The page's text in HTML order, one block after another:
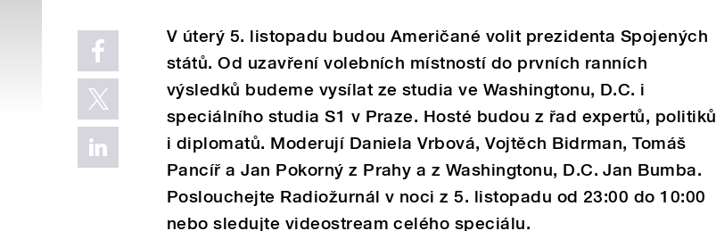
V úterý 5. listopadu budou Američané volit prezidenta Spojených
států. Od uzavření volebních místností do prvních ranních
výsledků budeme vysílat ze studia ve Washingtonu, D.C. i
speciálního studia S1 v Praze. Hosté budou z řad expertů, politiků
i diplomatů. Moderují Daniela Vrbová, Vojtěch Bidrman, Tomáš
Pancíř a Jan Pokorný z Prahy a z Washingtonu, D.C. Jan Bumba.
Poslouchejte Radiožurnál v noci z 5. listopadu od 23:00 do 10:00
nebo sledujte videostream celého speciálu.